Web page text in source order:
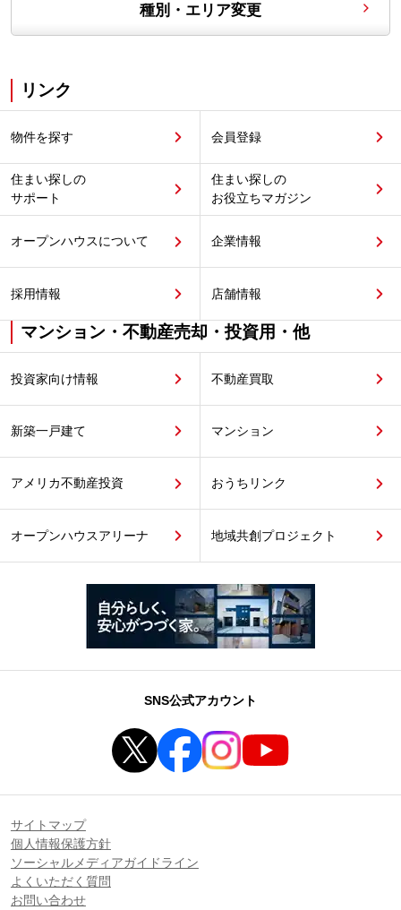
種別・エリア変更
リンク
物件を探す 会員登録
住まい探しの
サポート
住まい探しの
お役立ちマガジン
オープンハウスについて 企業情報
採用情報 店舗情報
マンション・不動産売却・投資用・他
投資家向け情報 不動産買取
新築一戸建て マンション
アメリカ不動産投資 おうちリンク
オープンハウスアリーナ 地域共創プロジェクト
SNS公式アカウント
サイトマップ
個人情報保護方針
ソーシャルメディアガイドライン
よくいただく質問
お問い合わせ